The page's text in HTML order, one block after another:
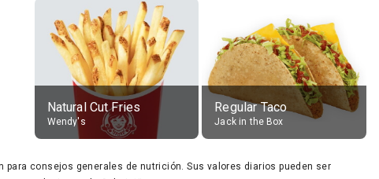
Natural Cut Fries
Wendy's
Regular Taco
Jack in the Box
consejos generales de nutrición. Sus valores diarios pueden ser